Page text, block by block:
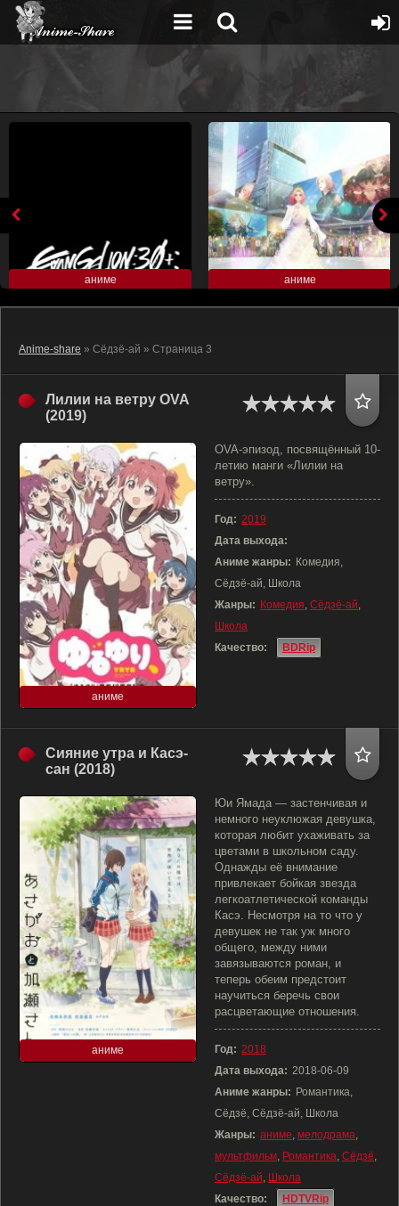
аниме аниме
Anime-share » Сёдзё-ай » Страница 3
Лилии на ветру OVA
(2019)
аниме
OVA-эпизод, посвящённый 10-
летию манги «Лилии на
ветру».
Год: 2019
Дата выхода:
Аниме жанры: Комедия,
Сёдзё-ай, Школа
Жанры: Комедия, Сёдзё-ай,
Школа
Качество:
BDRip
Сияние утра и Касэ-
сан (2018)
аниме
Юи Ямада — застенчивая и
немного неуклюжая девушка,
которая любит ухаживать за
цветами в школьном саду.
Однажды её внимание
привлекает бойкая звезда
легкоатлетической команды
Касэ. Несмотря на то что у
девушек не так уж много
общего, между ними
завязываются роман, и
теперь обеим предстоит
научиться беречь свои
расцветающие отношения.
Год: 2018
Дата выхода: 2018-06-09
Аниме жанры: Романтика,
Сёдзё, Сёдзё-ай, Школа
Жанры: аниме, мелодрама,
мультфильм, Романтика, Сёдзё,
Сёдзё-ай, Школа
Качество:
HDTVRip